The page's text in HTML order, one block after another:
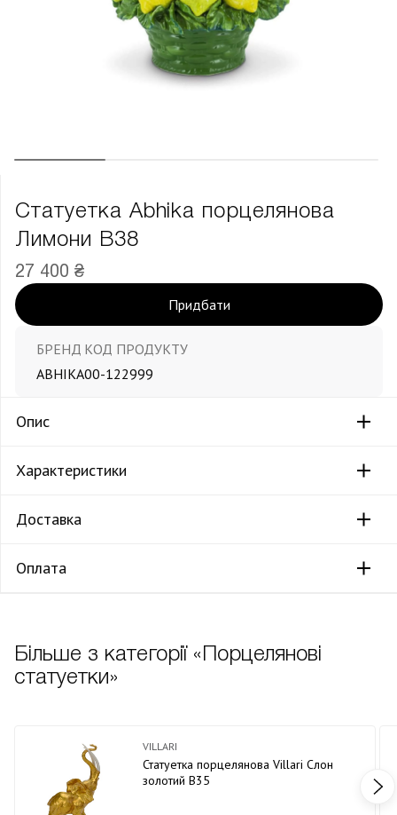
Статуетка Abhika порцелянова
Лимони В38
27 400 ₴
Придбати
БРЕНД
ABHIKA
КОД ПРОДУКТУ
00-122999
Опис
Характеристики
Доставка
Оплата
Більше з категорії «Порцелянові
статуетки»
VILLARI
Статуетка порцелянова Villari Слон
золотий В35